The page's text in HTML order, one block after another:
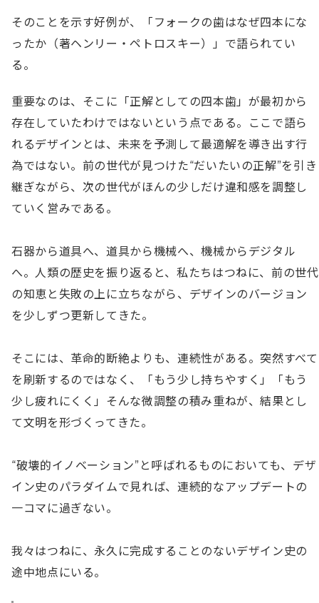
そのことを示す好例が、「フォークの歯はなぜ四本にな
ったか（著ヘンリー・ペトロスキー）」で語られてい
る。
重要なのは、そこに「正解としての四本歯」が最初から
存在していたわけではないという点である。ここで語ら
れるデザインとは、未来を予測して最適解を導き出す行
為ではない。前の世代が見つけた“だいたいの正解”を引き
継ぎながら、次の世代がほんの少しだけ違和感を調整し
ていく営みである。
石器から道具へ、道具から機械へ、機械からデジタル
へ。人類の歴史を振り返ると、私たちはつねに、前の世代
の知恵と失敗の上に立ちながら、デザインのバージョン
を少しずつ更新してきた。
そこには、革命的断絶よりも、連続性がある。突然すべて
を刷新するのではなく、「もう少し持ちやすく」「もう
少し疲れにくく」そんな微調整の積み重ねが、結果とし
て文明を形づくってきた。
“破壊的イノベーション”と呼ばれるものにおいても、デザ
イン史のパラダイムで見れば、連続的なアップデートの
一コマに過ぎない。
我々はつねに、永久に完成することのないデザイン史の
途中地点にいる。